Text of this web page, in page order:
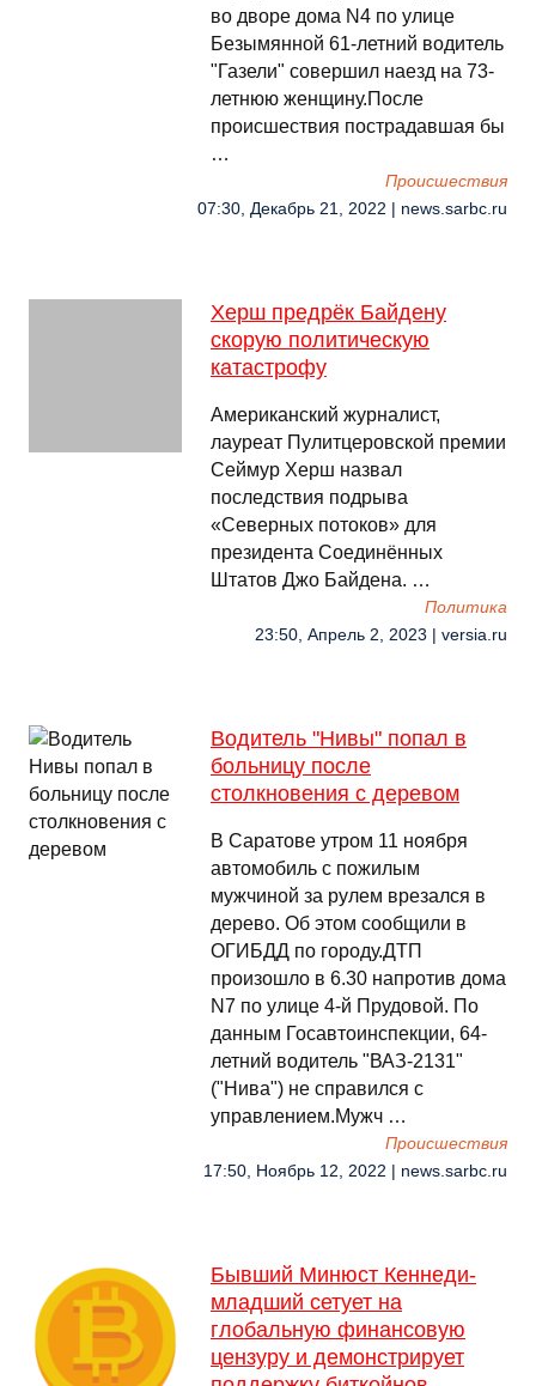
во дворе дома N4 по улице
Безымянной 61-летний водитель
"Газели" совершил наезд на 73-
летнюю женщину.После
происшествия пострадавшая бы
…
Происшествия
07:30, Декабрь 21, 2022 | news.sarbc.ru
Херш предрёк Байдену
скорую политическую
катастрофу
Американский журналист,
лауреат Пулитцеровской премии
Сеймур Херш назвал
последствия подрыва
«Северных потоков» для
президента Соединённых
Штатов Джо Байдена. …
Политика
23:50, Апрель 2, 2023 | versia.ru
Водитель "Нивы" попал в
больницу после
столкновения с деревом
В Саратове утром 11 ноября
автомобиль с пожилым
мужчиной за рулем врезался в
дерево. Об этом сообщили в
ОГИБДД по городу.ДТП
произошло в 6.30 напротив дома
N7 по улице 4-й Прудовой. По
данным Госавтоинспекции, 64-
летний водитель "ВАЗ-2131"
("Нива") не справился с
управлением.Мужч …
Происшествия
17:50, Ноябрь 12, 2022 | news.sarbc.ru
Бывший Минюст Кеннеди-
младший сетует на
глобальную финансовую
цензуру и демонстрирует